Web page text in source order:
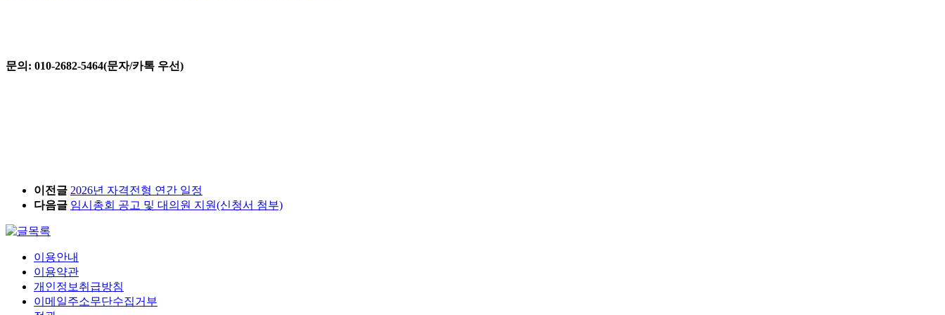
문의: 010-2682-5464(문자/카톡 우선)
이전글 2026년 자격전형 연간 일정
다음글 임시총회 공고 및 대의원 지원(신청서 첨부)
이용안내
이용약관
개인정보취급방침
이메일주소무단수집거부